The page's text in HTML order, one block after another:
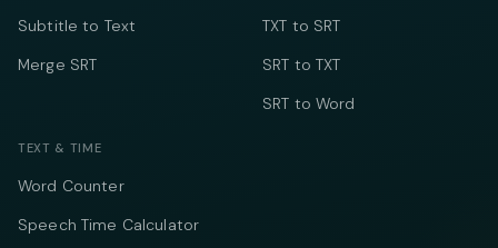
Subtitle to Text
Merge SRT
TXT to SRT
SRT to TXT
SRT to Word
TEXT & TIME
Word Counter
Speech Time Calculator